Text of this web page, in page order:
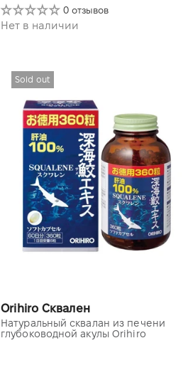
0 отзывов
Нет в наличии
Sold out
Orihiro Сквален
Натуральный сквалан из печени
глубоководной акулы Orihiro